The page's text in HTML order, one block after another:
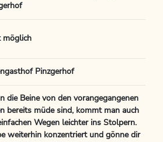
möglich
Pinzgerhof
die Beine von den vorangegangenen
bereits müde sind, kommt man auch
Wegen leichter ins Stolpern.
weiterhin konzentriert und gönne dir